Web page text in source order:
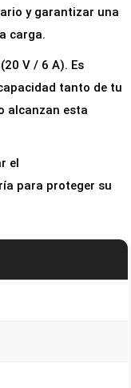
y garantizar una
carga.
V / 6 A). Es
tanto de tu
alcanzan esta
el
para proteger su